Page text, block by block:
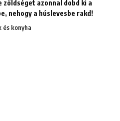
zöldséget azonnal dobd ki a
nehogy a húslevesbe rakd!
és konyha